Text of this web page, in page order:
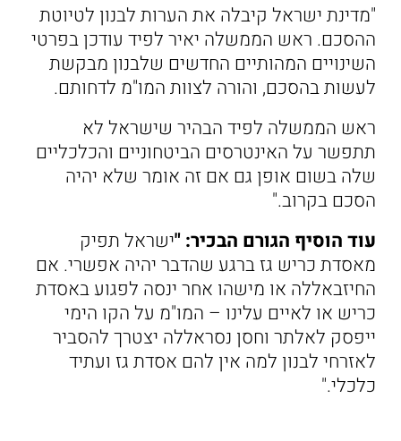
"מדינת ישראל קיבלה את הערות לבנון לטיוטת
ההסכם. ראש הממשלה יאיר לפיד עודכן בפרטי
השינויים המהותיים החדשים שלבנון מבקשת
לעשות בהסכם, והורה לצוות המו"מ לדחותם.
ראש הממשלה לפיד הבהיר שישראל לא
תתפשר על האינטרסים הביטחוניים והכלכליים
שלה בשום אופן גם אם זה אומר שלא יהיה
הסכם בקרוב."
עוד הוסיף הגורם הבכיר: "ישראל תפיק
מאסדת כריש גז ברגע שהדבר יהיה אפשרי. אם
החיזבאללה או מישהו אחר ינסה לפגוע באסדת
כריש או לאיים עלינו – המו"מ על הקו הימי
ייפסק לאלתר וחסן נסראללה יצטרך להסביר
לאזרחי לבנון למה אין להם אסדת גז ועתיד
כלכלי."